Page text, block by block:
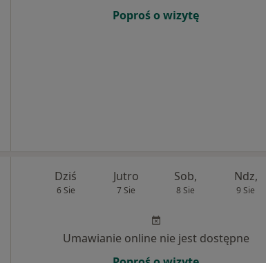
Poproś o wizytę
Dziś
6 Sie
Jutro
7 Sie
Sob,
8 Sie
Ndz,
9 Sie
Umawianie online nie jest dostępne